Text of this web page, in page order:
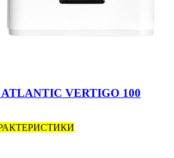
ATLANTIC VERTIGO 100